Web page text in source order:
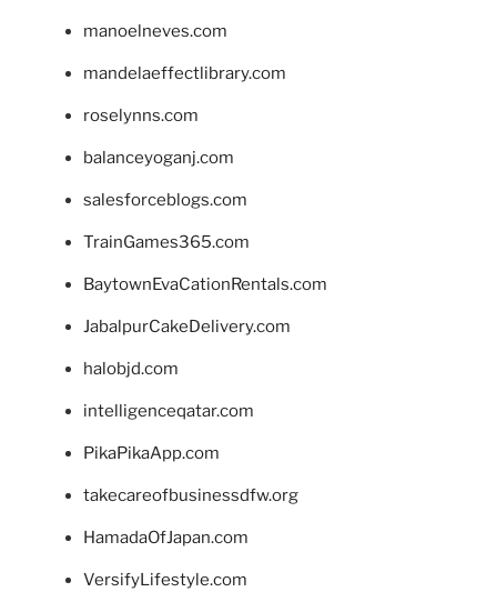
manoelneves.com
mandelaeffectlibrary.com
roselynns.com
balanceyoganj.com
salesforceblogs.com
TrainGames365.com
BaytownEvaCationRentals.com
JabalpurCakeDelivery.com
halobjd.com
intelligenceqatar.com
PikaPikaApp.com
takecareofbusinessdfw.org
HamadaOfJapan.com
VersifyLifestyle.com